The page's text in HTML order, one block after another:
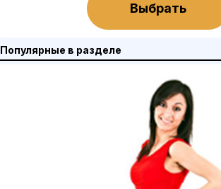
Выбрать
Популярные в разделе